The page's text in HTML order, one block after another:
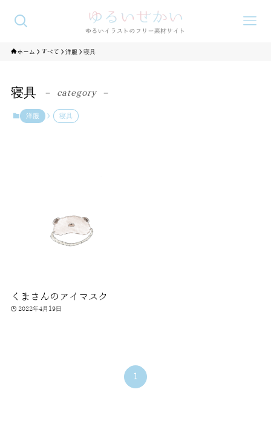
ホーム すべて 洋服 寝具
寝具 – category –
洋服 寝具
くまさんのアイマスク
2022年4月19日
1